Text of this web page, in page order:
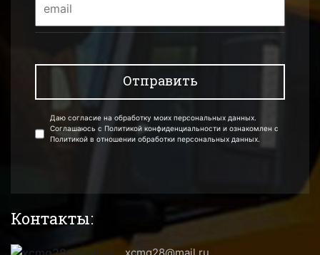
Даю согласие на обработку моих персональных данных.
Соглашаюсь с Политикой конфиденциальности и ознакомлен с
Политикой в отношении обработки персональных данных.
Контакты:
xcmg28@mail.ru